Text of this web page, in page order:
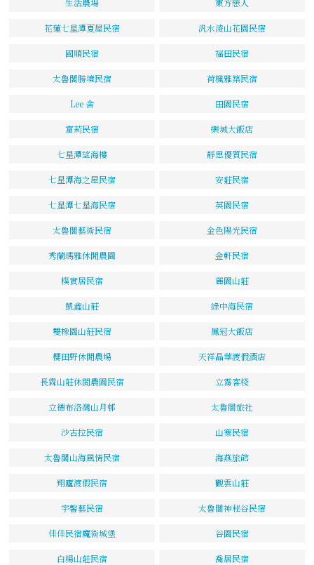
花蓮七星潭夏屋民宿 汎水淩山花園民宿
國順民宿 福田民宿
太魯閣勝境民宿 荷楓雅築民宿
Lee 舍 田園民宿
富莉民宿 樂城大飯店
七星潭望海樓 靜思優質民宿
七星潭海之屋民宿 安莊民宿
七星潭七星海民宿 英園民宿
太魯閣藝術民宿 金色陽光民宿
秀蘭瑪雅休閒農園 金軒民宿
樸實居民宿 麗園山莊
凱鑫山莊 綠中海民宿
雙橡園山莊民宿 鳳冠大飯店
櫻田野休閒農場 天祥晶華渡假酒店
長霖山莊休閒農園民宿 立霧客棧
立德布洛灣山月邨 太魯閣旅社
沙古拉民宿 山寨民宿
太魯閣山海風情民宿 海燕旅館
翔廬渡假民宿 觀雲山莊
宇馨藝民宿 太魯閣神秘谷民宿
佳佳民宿魔術城堡 谷園民宿
白楊山莊民宿 喬居民宿